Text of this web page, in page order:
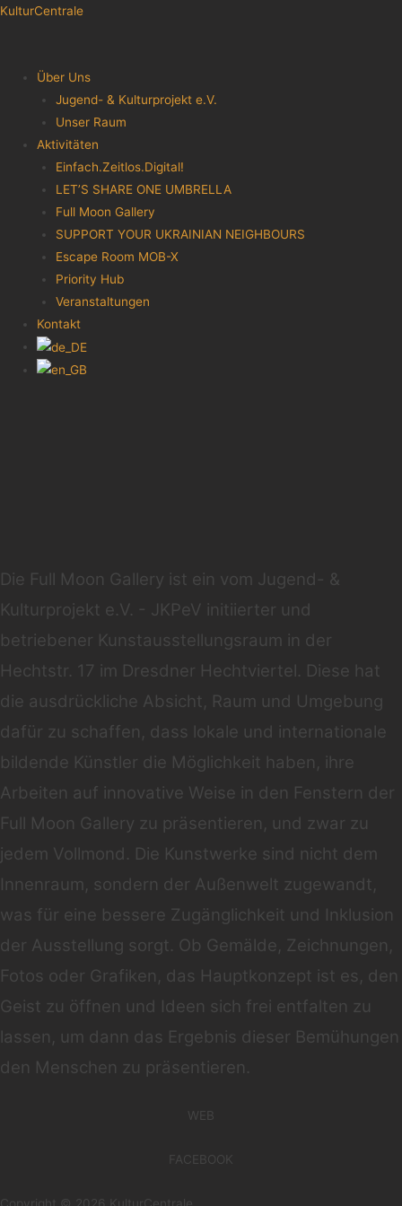
KulturCentrale
Menu
Über Uns
Jugend- & Kulturprojekt e.V.
Unser Raum
Aktivitäten
Einfach.Zeitlos.Digital!
LET’S SHARE ONE UMBRELLA
Full Moon Gallery
SUPPORT YOUR UKRAINIAN NEIGHBOURS
Escape Room MOB-X
Priority Hub
Veranstaltungen
Kontakt
Die Full Moon Gallery ist ein vom Jugend- &
Kulturprojekt e.V. - JKPeV initiierter und
betriebener Kunstausstellungsraum in der
Hechtstr. 17 im Dresdner Hechtviertel. Diese hat
die ausdrückliche Absicht, Raum und Umgebung
dafür zu schaffen, dass lokale und internationale
bildende Künstler die Möglichkeit haben, ihre
Arbeiten auf innovative Weise in den Fenstern der
Full Moon Gallery zu präsentieren, und zwar zu
jedem Vollmond. Die Kunstwerke sind nicht dem
Innenraum, sondern der Außenwelt zugewandt,
was für eine bessere Zugänglichkeit und Inklusion
der Ausstellung sorgt. Ob Gemälde, Zeichnungen,
Fotos oder Grafiken, das Hauptkonzept ist es, den
Geist zu öffnen und Ideen sich frei entfalten zu
lassen, um dann das Ergebnis dieser Bemühungen
den Menschen zu präsentieren.
WEB
FACEBOOK
Copyright © 2026 KulturCentrale